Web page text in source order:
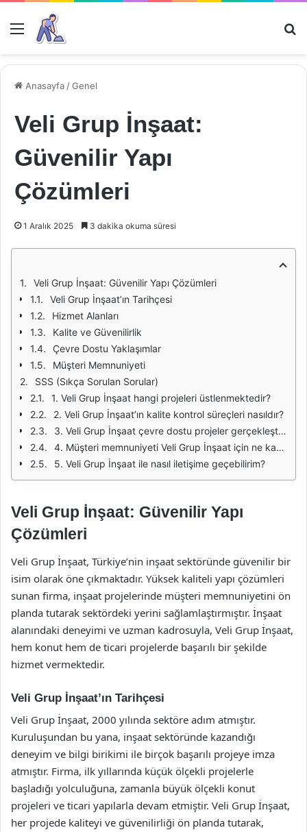
Menü
Anasayfa /Genel
Veli Grup İnşaat:
Güvenilir Yapı
Çözümleri
1 Aralık 2025 3 dakika okuma süresi
Veli Grup İnşaat: Güvenilir Yapı Çözümleri
Veli Grup İnşaat’ın Tarihçesi
Hizmet Alanları
Kalite ve Güvenilirlik
Çevre Dostu Yaklaşımlar
Müşteri Memnuniyeti
SSS (Sıkça Sorulan Sorular)
1. Veli Grup İnşaat hangi projeleri üstlenmektedir?
2. Veli Grup İnşaat’ın kalite kontrol süreçleri nasıldır?
3. Veli Grup İnşaat çevre dostu projeler gerçekleştiriyor mu?
4. Müşteri memnuniyeti Veli Grup İnşaat için ne kadar önemli?
5. Veli Grup İnşaat ile nasıl iletişime geçebilirim?
Veli Grup İnşaat: Güvenilir Yapı
Çözümleri
Veli Grup İnşaat, Türkiye’nin inşaat sektöründe güvenilir bir
isim olarak öne çıkmaktadır. Yüksek kaliteli yapı çözümleri
sunan firma, inşaat projelerinde müşteri memnuniyetini ön
planda tutarak sektördeki yerini sağlamlaştırmıştır. İnşaat
alanındaki deneyimi ve uzman kadrosuyla, Veli Grup İnşaat,
hem konut hem de ticari projelerde başarılı bir şekilde
hizmet vermektedir.
Veli Grup İnşaat’ın Tarihçesi
Veli Grup İnşaat, 2000 yılında sektöre adım atmıştır.
Kuruluşundan bu yana, inşaat sektöründe kazandığı
deneyim ve bilgi birikimi ile birçok başarılı projeye imza
atmıştır. Firma, ilk yıllarında küçük ölçekli projelerle
başladığı yolculuğuna, zamanla büyük ölçekli konut
projeleri ve ticari yapılarla devam etmiştir. Veli Grup İnşaat,
her projede kaliteyi ve güvenilirliği ön planda tutarak,